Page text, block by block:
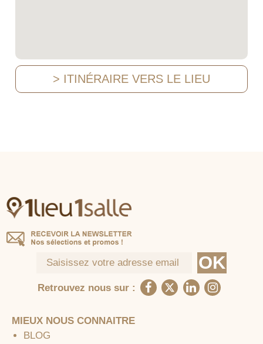
> ITINÉRAIRE VERS LE LIEU
Retrouvez nous sur :
MIEUX NOUS CONNAITRE
BLOG